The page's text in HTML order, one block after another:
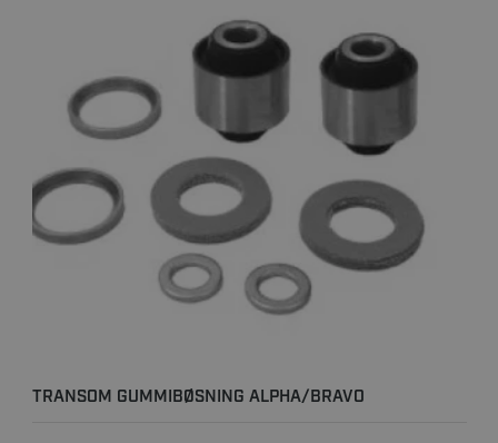
TRANSOM GUMMIBØSNING ALPHA/BRAVO